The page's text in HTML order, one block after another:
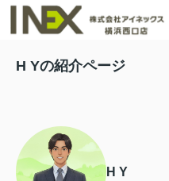
H Yの紹介ページ
H Y